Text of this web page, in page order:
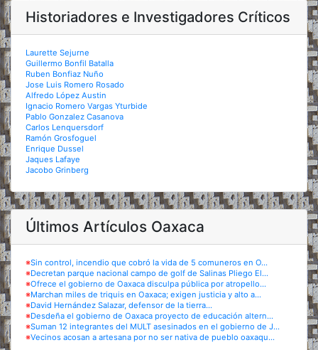
Historiadores e Investigadores Críticos
Laurette Sejurne
Guillermo Bonfil Batalla
Ruben Bonfiaz Nuño
Jose Luis Romero Rosado
Alfredo López Austin
Ignacio Romero Vargas Yturbide
Pablo Gonzalez Casanova
Carlos Lenquersdorf
Ramón Grosfoguel
Enrique Dussel
Jaques Lafaye
Jacobo Grinberg
Últimos Artículos Oaxaca
※Sin control, incendio que cobró la vida de 5 comuneros en O...
※Decretan parque nacional campo de golf de Salinas Pliego El...
※Ofrece el gobierno de Oaxaca disculpa pública por atropello...
※Marchan miles de triquis en Oaxaca; exigen justicia y alto a...
※David Hernández Salazar, defensor de la tierra...
※Desdeña el gobierno de Oaxaca proyecto de educación altern...
※Suman 12 integrantes del MULT asesinados en el gobierno de J...
※Vecinos acosan a artesana por no ser nativa de pueblo oaxaqu...